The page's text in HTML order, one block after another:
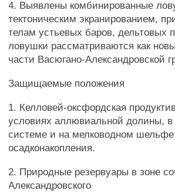
4. Выявлены комбинированные
тектоническим экранированием,
телам устьевых баров, дельтовых
ловушки рассматриваются как
части Васюгано-Александровской
Защищаемые положения
1. Келловей-оксфордская
условиях аллювиальной долины,
системе и на мелководном шельфе
осадконакопления.
2. Природные резервуары в зоне
Александровского